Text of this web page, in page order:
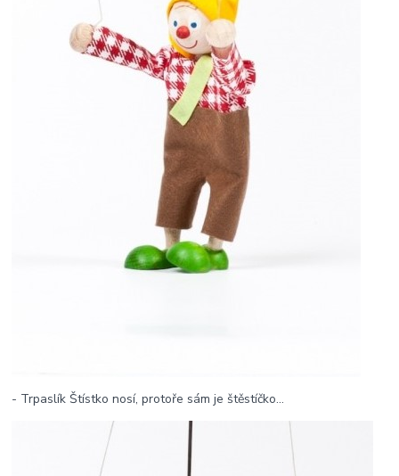
- Trpaslík Štístko nosí, protoře sám je štěstíčko...